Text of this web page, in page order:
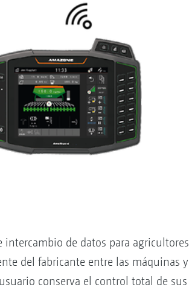
de datos para agricultores
del fabricante entre las máquinas y
conserva el control total de sus